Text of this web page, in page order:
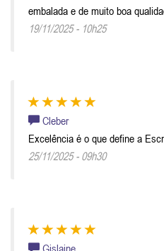
embalada e de muito boa
19/11/2025 - 10h25
Cleber
Excelência é o que define a
25/11/2025 - 09h30
Gislaine